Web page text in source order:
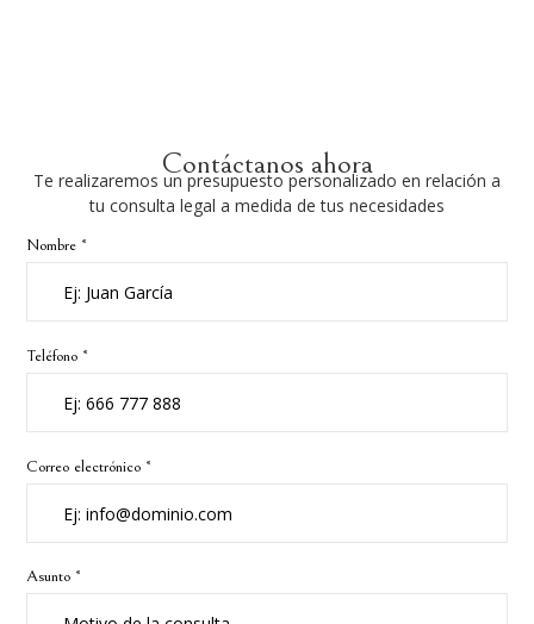
Contáctanos ahora
Te realizaremos un presupuesto personalizado en relación a
tu consulta legal a medida de tus necesidades
Nombre *
Teléfono *
Correo electrónico *
Asunto *